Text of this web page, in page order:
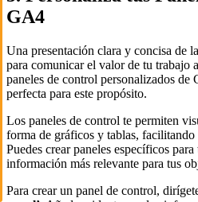
GA4
Una presentación clara y concisa de
para comunicar el valor de tu trabajo
paneles de control personalizados de
perfecta para este propósito.
Los paneles de control te permiten
forma de gráficos y tablas,
Puedes crear paneles específicos
información más relevante para tus
Para crear un panel de control,